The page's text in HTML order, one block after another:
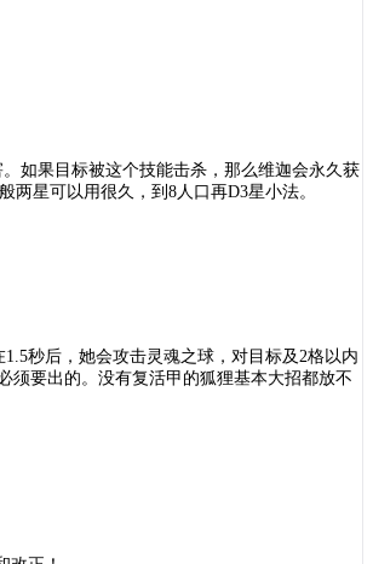
。如果目标被这个技能击杀，那么维迦会永久获
星可以用很久，到8人口再D3星小法。
秒后，她会攻击灵魂之球，对目标及2格以内
须要出的。没有复活甲的狐狸基本大招都放不